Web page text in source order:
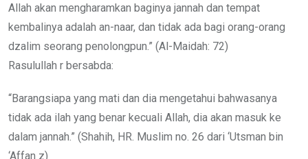
Allah akan mengharamkan baginya jannah dan tempat
kembalinya adalah an-naar, dan tidak ada bagi orang-orang
dzalim seorang penolongpun.” (Al-Maidah: 72)
Rasulullah r bersabda:
“Barangsiapa yang mati dan dia mengetahui bahwasanya
tidak ada ilah yang benar kecuali Allah, dia akan masuk ke
dalam jannah.” (Shahih, HR. Muslim no. 26 dari ‘Utsman bin
‘Affan z)